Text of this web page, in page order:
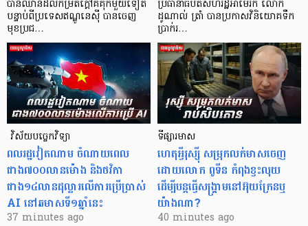
បានឈានដល់កម្រិតក្ដៅគគុកមួយទៀត
បន្ទាប់ពីប្រទេសឥណ្ឌូនេស៊ី បានចេញ
មុខប្រជ…
ប្រធានាធិបតីសហរដ្ឋអាម៉េរិក លោក
ដូណាល់ ត្រាំ បានប្រកាសវិនិយោគទឹក
ប្រាក់រ…
​​​​​​​​​​​​​​​​​​​​​​​​​​​​​ វិស័យបច្ចេកវិទ្យា
ពលរដ្ឋវៀតណាម ​ចំណាយពេល
ជាង៧០០លានម៉ោង និងថវិកា
ជាង១៤លានដុល្លារលើការប្រើប្រាស់
AI នៅឆមាសទី១ឆ្នាំនេះ
37 minutes ago
ទីផ្សារមាស
ហេតុអ្វីរុស្ស៊ី សម្រុកលក់មាសចេញ
ដោយលោក ពូទីន កំពុងខ្វះ​លុយ
ដើម្បីបន្តធ្វើសង្គ្រាមនៅអ៊ុយក្រែនឬ
យ៉ាងណា?
40 minutes ago